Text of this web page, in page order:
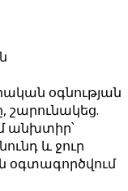
օգնության
անխտիր՝
և ջուր
օգտագործվում